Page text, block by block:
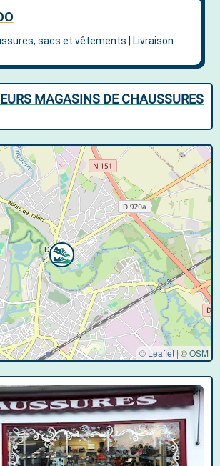
MAGASINS DE CHAUSSURES
© Leaflet | ©OSM